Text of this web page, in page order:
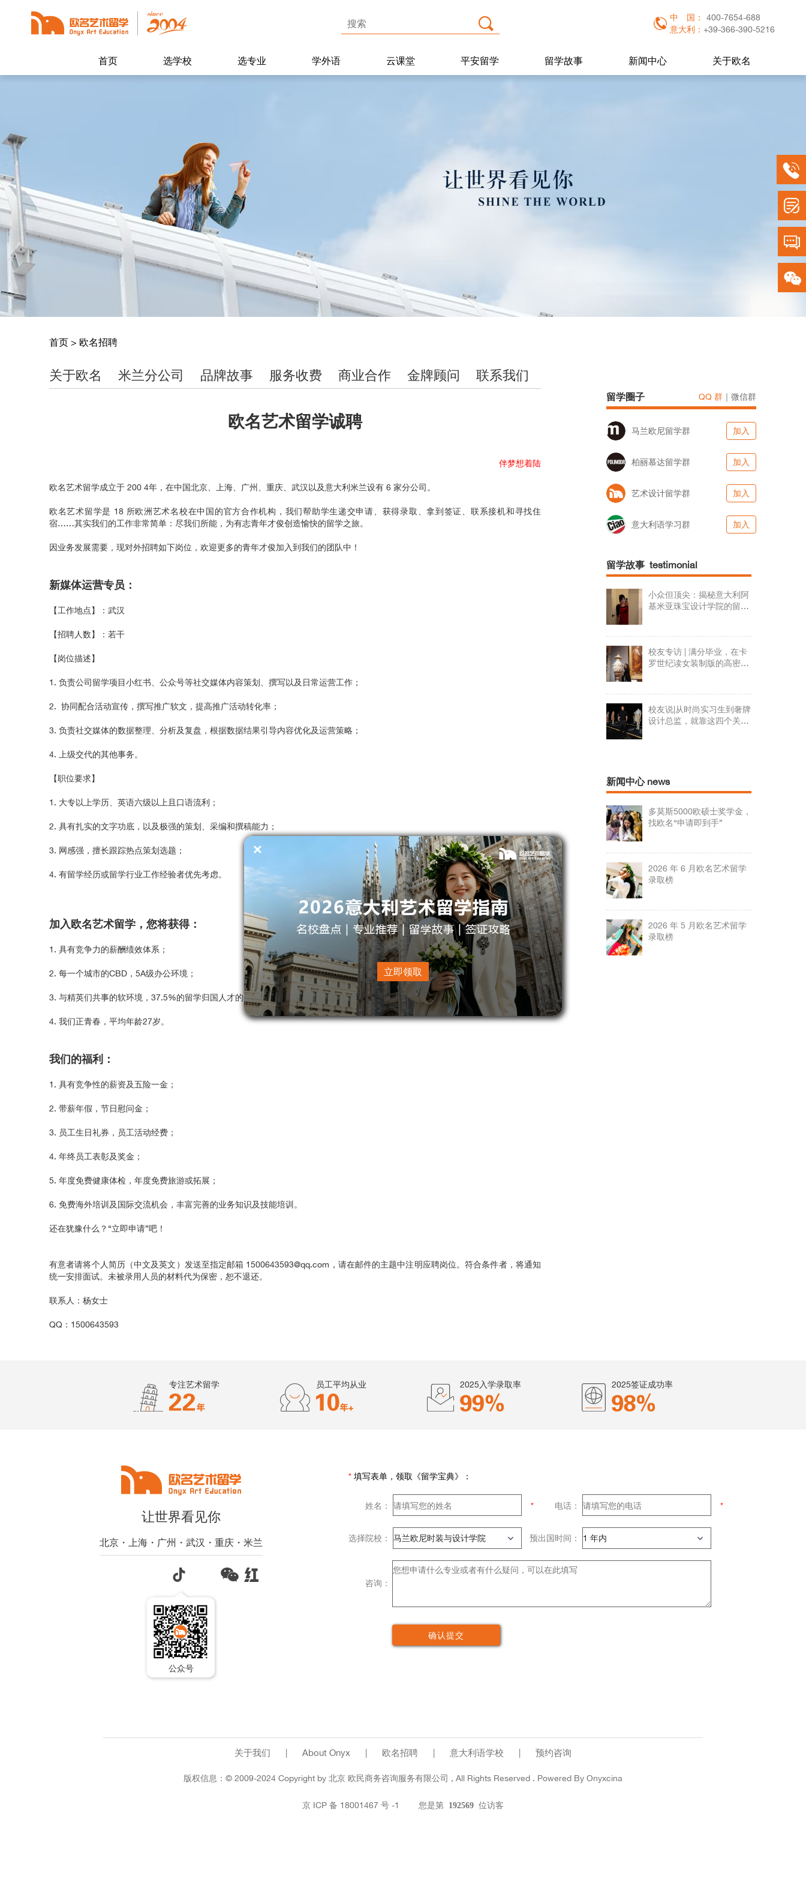
中 国：
400-7654-688
意大利： +39-366-390-5216
首页 选学校 选专业 学外语 云课堂 平安留学 留学故事 新闻中心 关于欧名
首页 > 欧名招聘
关于欧名 米兰分公司 品牌故事 服务收费 商业合作 金牌顾问 联系我们
欧名艺术留学诚聘
伴梦想着陆
欧名艺术留学成立于 200 4年，在中国北京、上海、广州、重庆、武汉以及意大利米兰设有 6 家分公司。
欧名艺术留学是 18 所欧洲艺术名校在中国的官方合作机构，我们帮助学生递交申请、获得录取、拿到签证、联系接机和寻找住
宿……其实我们的工作非常简单：尽我们所能，为有志青年才俊创造愉快的留学之旅。
因业务发展需要，现对外招聘如下岗位，欢迎更多的青年才俊加入到我们的团队中！
新媒体运营专员：
【工作地点】：武汉
【招聘人数】：若干
【岗位描述】
1. 负责公司留学项目小红书、公众号等社交媒体内容策划、撰写以及日常运营工作；
2. 协同配合活动宣传，撰写推广软文，提高推广活动转化率；
3. 负责社交媒体的数据整理、分析及复盘，根据数据结果引导内容优化及运营策略；
4. 上级交代的其他事务。
【职位要求】
1. 大专以上学历、英语六级以上且口语流利；
2. 具有扎实的文字功底，以及极强的策划、采编和撰稿能力；
3. 网感强，擅长跟踪热点策划选题；
4. 有留学经历或留学行业工作经验者优先考虑。
加入欧名艺术留学，您将获得：
1. 具有竞争力的薪酬绩效体系；
2. 每一个城市的CBD，5A级办公环境；
3. 与精英们共事的软环境，37.5%的留学归国人才的国际化视野；
4. 我们正青春，平均年龄27岁。
我们的福利：
1. 具有竞争性的薪资及五险一金；
2. 带薪年假，节日慰问金；
3. 员工生日礼券，员工活动经费；
4. 年终员工表彰及奖金；
5. 年度免费健康体检，年度免费旅游或拓展；
6. 免费海外培训及国际交流机会，丰富完善的业务知识及技能培训。
还在犹豫什么？“立即申请”吧！
有意者请将个人简历（中文及英文）发送至指定邮箱 1500643593@qq.com，请在邮件的主题中注明应聘岗位。符合条件者，将通知
统一安排面试。未被录用人员的材料代为保密，恕不退还。
联系人：杨女士
QQ：1500643593
留学圈子 QQ 群 ｜ 微信群
马兰欧尼留学群 加入
柏丽慕达留学群 加入
艺术设计留学群 加入
意大利语学习群 加入
留学故事 testimonial
小众但顶尖：揭秘意大利阿
基米亚珠宝设计学院的留学
校友专访 | 满分毕业，在卡
罗世纪读女装制版的高密度
校友说|从时尚实习生到奢牌
设计总监，就靠这四个关键
新闻中心 news
多莫斯5000欧硕士奖学金，
找欧名“申请即到手”
2026 年 6 月欧名艺术留学
录取榜
2026 年 5 月欧名艺术留学
录取榜
专注艺术留学 员工平均从业 2025入学录取率 2025签证成功率
让世界看见你
北京・上海・广州・武汉・重庆・米兰
公众号
*填写表单，领取《留学宝典》：
姓名： 电话：
选择院校： 预出国时间：
咨询：
关于我们 About Onyx 欧名招聘 意大利语学校 预约咨询
版权信息：© 2009-2024 Copyright by 北京 欧民商务咨询服务有限公司 , All Rights Reserved . Powered By Onyxcina
京 ICP 备 18001467 号 -1 您是第 192569 位访客
立即领取